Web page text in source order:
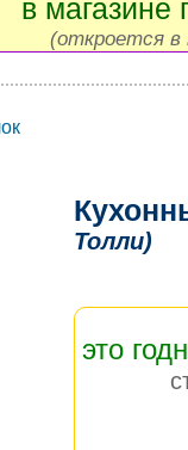
в магазине
(откроется в
Толли)
это